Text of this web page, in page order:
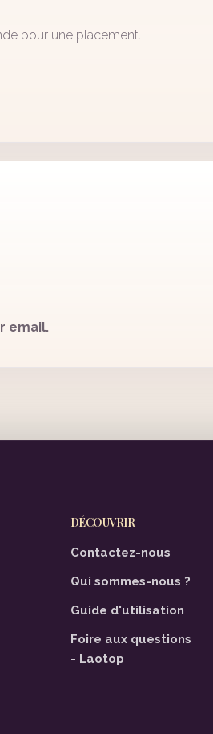
pour une placement.
email.
DÉCOUVRIR
Contactez-nous
Qui sommes-nous ?
Guide d'utilisation
Foire aux questions
- Laotop